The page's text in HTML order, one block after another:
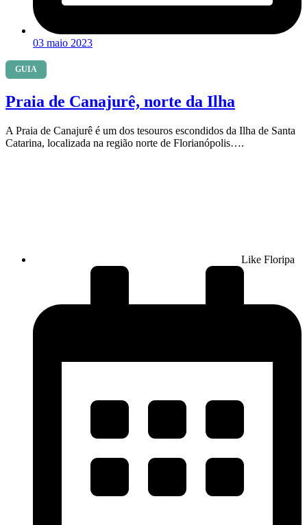
03 maio 2023
GUIA
Praia de Canajurê, norte da Ilha
A Praia de Canajurê é um dos tesouros escondidos da Ilha de Santa
Catarina, localizada na região norte de Florianópolis….
Like Floripa